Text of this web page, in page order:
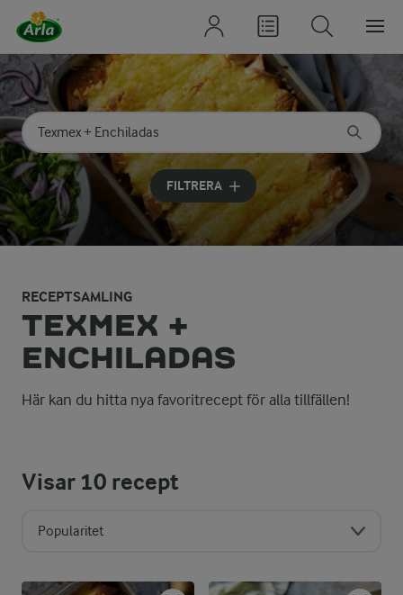
Sök på kategori eller ingrediens
Skriv in sökord för att få förslag
FILTRERA
RECEPTSAMLING
TEXMEX +
ENCHILADAS
Här kan du hitta nya favoritrecept för alla tillfällen!
Visar10 recept
Popularitet